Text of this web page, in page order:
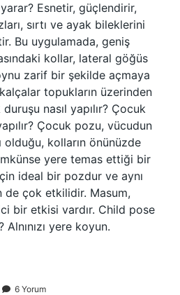
Esnetir, güçlendirir,
sırtı ve ayak bileklerini
Bu uygulamada, geniş
kollar, lateral göğüs
zarif bir şekilde açmaya
topukların üzerinden
nasıl yapılır? Çocuk
Çocuk pozu, vücudun
kolların önünüzde
yere temas ettiği bir
ideal bir pozdur ve aynı
de çok etkilidir. Masum,
bir etkisi vardır. Child pose
Alnınızı yere koyun.
6 Yorum